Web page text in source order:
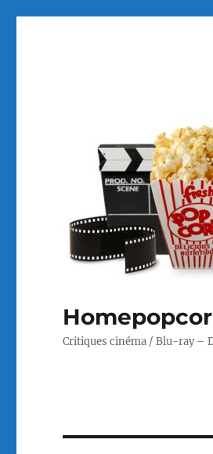
Critiques cinéma / Blu-ray –